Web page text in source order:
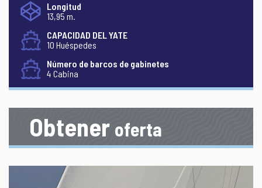
Longitud
13,95 m.
CAPACIDAD DEL YATE
10 Huéspedes
Número de barcos de gabinetes
4 Cabina
Obtener oferta